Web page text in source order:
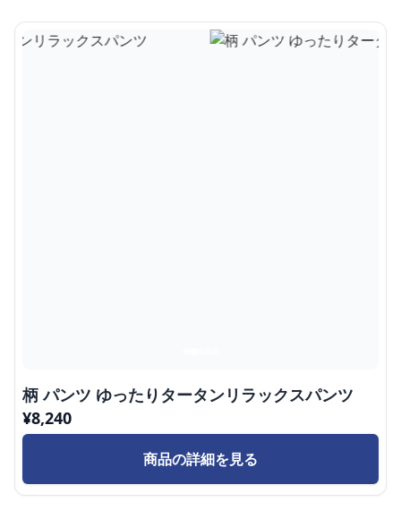
柄 パンツ ゆったりタータンリラックスパンツ
¥8,240
商品の詳細を見る